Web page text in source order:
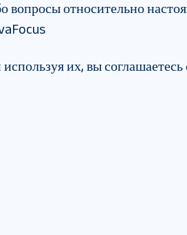
вопросы относительно
их, вы